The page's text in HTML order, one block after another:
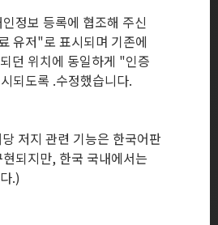
정보 등록에 협조해 주신
유저"로 표시되며 기존에
던 위치에 동일하게 "인증
되도록 .수정했습니다.
저지 관련 기능은 한국어판
되지만, 한국 국내에서는
.)